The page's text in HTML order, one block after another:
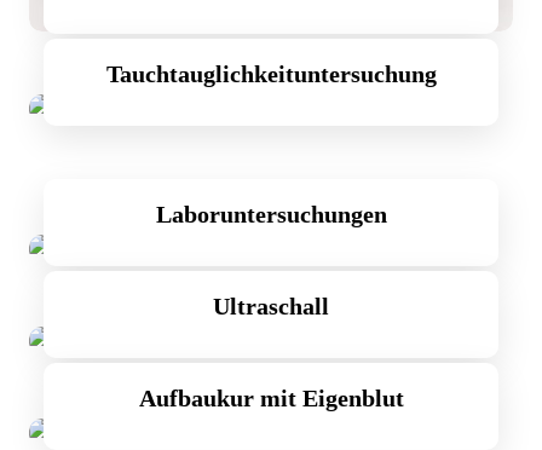
Tauchtauglichkeituntersuchung
Laboruntersuchungen
Ultraschall
Aufbaukur mit Eigenblut